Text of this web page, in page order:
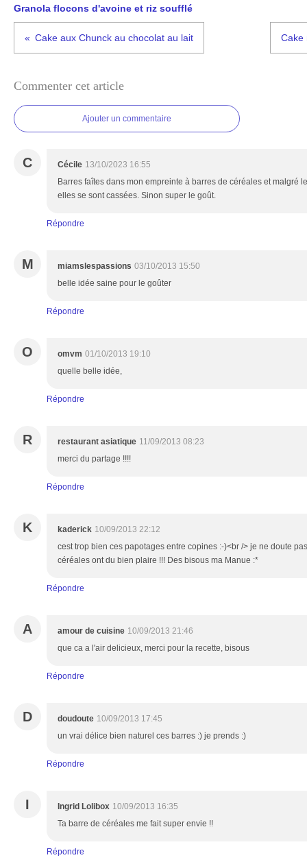
Granola flocons d'avoine et riz soufflé
Cake aux Chunck au chocolat au lait Cake
Commenter cet article
Ajouter un commentaire
C Cécile 13/10/2023 16:55
Barres faîtes dans mon empreinte à barres de céréales et malgré
elles se sont cassées. Sinon super le goût.
Répondre
M miamslespassions 03/10/2013 15:50
belle idée saine pour le goûter
Répondre
O omvm 01/10/2013 19:10
quelle belle idée,
Répondre
R restaurant asiatique 11/09/2013 08:23
merci du partage !!!!
Répondre
K kaderick 10/09/2013 22:12
cest trop bien ces papotages entre copines :-)<br /> je ne doute
céréales ont du bien plaire !!! Des bisous ma Manue :*
Répondre
A amour de cuisine 10/09/2013 21:46
que ca a l'air delicieux, merci pour la recette, bisous
Répondre
D doudoute 10/09/2013 17:45
un vrai délice bien naturel ces barres :) je prends :)
Répondre
I Ingrid Lolibox 10/09/2013 16:35
Ta barre de céréales me fait super envie !!
Répondre